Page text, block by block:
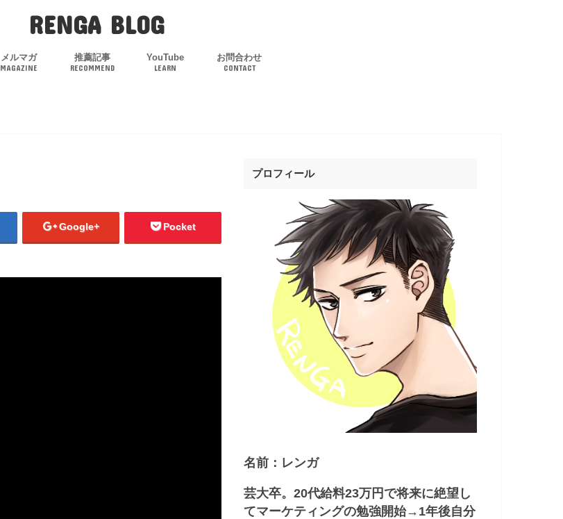
RENGA BLOG
メルマガ
MAGAZINE
推薦記事
RECOMMEND
YouTube
LEARN
お問合わせ
CONTACT
Google+ Pocket
プロフィール
名前：レンガ
芸大卒。20代給料23万円で将来に絶望し
てマーケティングの勉強開始→1年後自分